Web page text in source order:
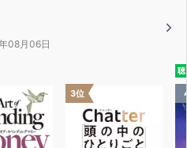
08月06日
3位
聴